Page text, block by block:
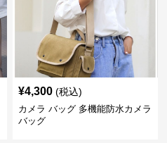
¥4,300 (税込)
カメラ バッグ 多機能防水カメラ
バッグ